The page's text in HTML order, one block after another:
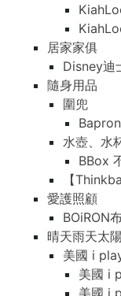
居家家俱
Disney迪
隨身用品
圍兜
水壺、水
BBox
【
愛護照顧
BOiRON
晴天雨天太
美國 i
美國 i
美國 i